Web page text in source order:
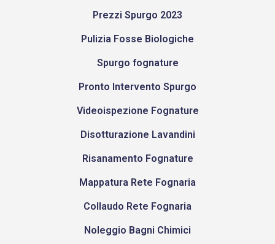
Prezzi Spurgo 2023
Pulizia Fosse Biologiche
Spurgo fognature
Pronto Intervento Spurgo
Videoispezione Fognature
Disotturazione Lavandini
Risanamento Fognature
Mappatura Rete Fognaria
Collaudo Rete Fognaria
Noleggio Bagni Chimici